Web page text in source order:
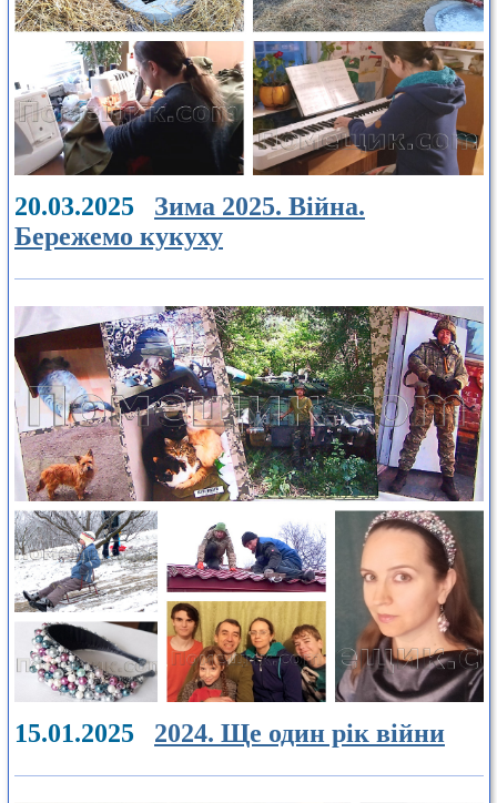
20.03.2025 Зима 2025. Війна.
Бережемо кукуху
15.01.2025 2024. Ще один рік війни